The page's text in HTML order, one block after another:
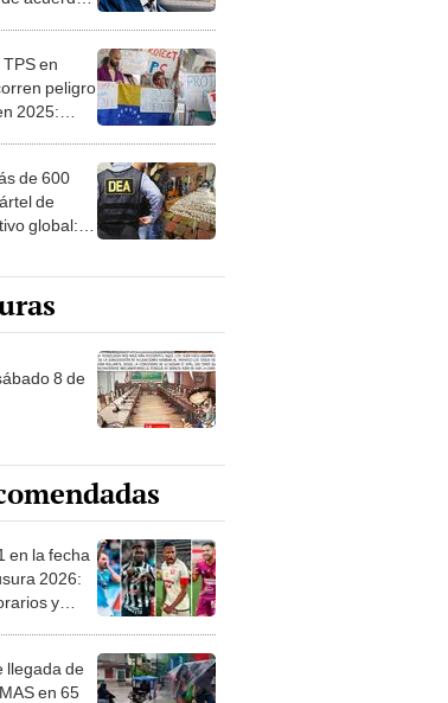
en
peligro
2025:
de 600
de
global:
8 de
en la fecha
2026:
y
llegada de
en 65